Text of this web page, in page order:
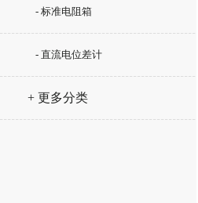
- 标准电阻箱
- 直流电位差计
+ 更多分类